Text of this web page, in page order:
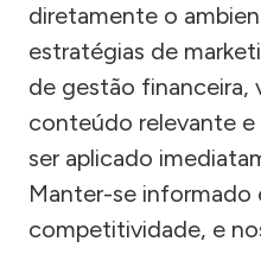
diretamente o
estratégias de
de gestão financeira,
conteúdo relevante
ser aplicado
Manter-se informado
competitividade, e